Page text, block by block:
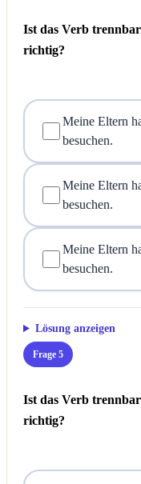
Ist das Verb
richtig?
Meine Eltern
besuchen.
Meine Eltern
besuchen.
Meine Eltern
besuchen.
Lösung anzeigen
Frage 5
Ist das Verb
richtig?